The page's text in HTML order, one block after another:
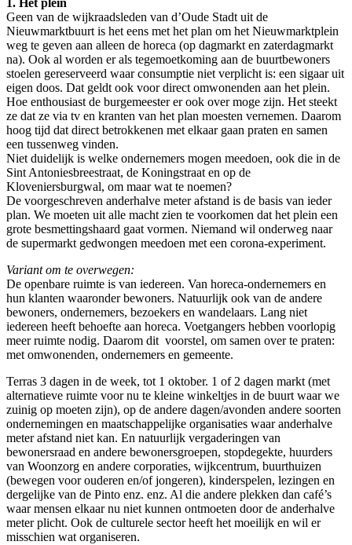
Geen van de wijkraadsleden van d’Oude Stadt uit de
Nieuwmarktbuurt is het eens met het plan om het Nieuwmarktplein
weg te geven aan alleen de horeca (op dagmarkt en zaterdagmarkt
na). Ook al worden er als tegemoetkoming aan de buurtbewoners
stoelen gereserveerd waar consumptie niet verplicht is: een sigaar uit
eigen doos. Dat geldt ook voor direct omwonenden aan het plein.
Hoe enthousiast de burgemeester er ook over moge zijn. Het steekt
ze dat ze via tv en kranten van het plan moesten vernemen. Daarom
hoog tijd dat direct betrokkenen met elkaar gaan praten en samen
een tussenweg vinden.
Niet duidelijk is welke ondernemers mogen meedoen, ook die in de
Sint Antoniesbreestraat, de Koningstraat en op de
Kloveniersburgwal, om maar wat te noemen?
De voorgeschreven anderhalve meter afstand is de basis van ieder
plan. We moeten uit alle macht zien te voorkomen dat het plein een
grote besmettingshaard gaat vormen. Niemand wil onderweg naar
de supermarkt gedwongen meedoen met een corona-experiment.
Variant om te overwegen:
De openbare ruimte is van iedereen. Van horeca-ondernemers en
hun klanten waaronder bewoners. Natuurlijk ook van de andere
bewoners, ondernemers, bezoekers en wandelaars. Lang niet
iedereen heeft behoefte aan horeca. Voetgangers hebben voorlopig
meer ruimte nodig. Daarom dit voorstel, om samen over te praten:
met omwonenden, ondernemers en gemeente.
Terras 3 dagen in de week, tot 1 oktober. 1 of 2 dagen markt (met
alternatieve ruimte voor nu te kleine winkeltjes in de buurt waar we
zuinig op moeten zijn), op de andere dagen/avonden andere soorten
ondernemingen en maatschappelijke organisaties waar anderhalve
meter afstand niet kan. En natuurlijk vergaderingen van
bewonersraad en andere bewonersgroepen, stopdegekte, huurders
van Woonzorg en andere corporaties, wijkcentrum, buurthuizen
(bewegen voor ouderen en/of jongeren), kinderspelen, lezingen en
dergelijke van de Pinto enz. enz. Al die andere plekken dan café’s
waar mensen elkaar nu niet kunnen ontmoeten door de anderhalve
meter plicht. Ook de culturele sector heeft het moeilijk en wil er
misschien wat organiseren.